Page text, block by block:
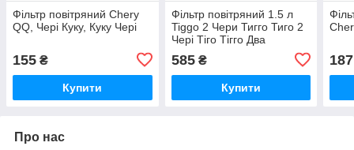
Фільтр повітряний Chery
QQ, Чері Куку, Куку Чері
155 ₴
Купити
Фільтр повітряний 1.5 л
Tiggo 2 Чери Тигго Тиго 2
Чері Тіго Тігго Два
585₴
Купити
187
Про нас